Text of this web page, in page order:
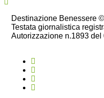
Destinazione Benessere
Testata giornalistica
Autorizzazione n.1893